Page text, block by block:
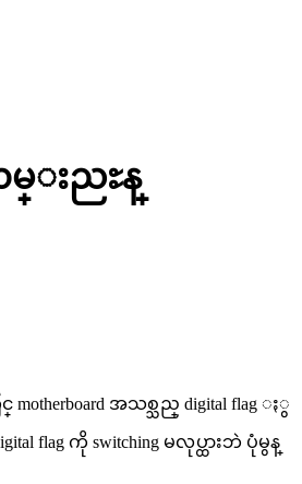
လမ္းညႊန္
motherboard အသစ္သည္ digital flag ႏွ
flag ကို switching မလုပ္ထားဘဲ ပုံမွန္